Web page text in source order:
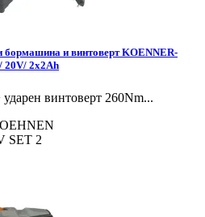
бормашина и винтоверт KOENNER-
20V/ 2x2Ah
винтоверт 260Nm...
SET 2